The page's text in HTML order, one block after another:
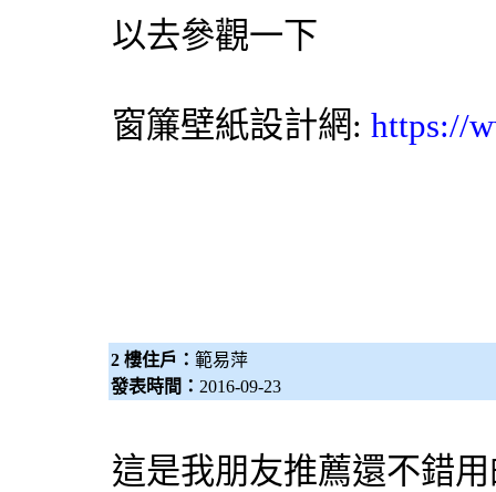
以去參觀一下
窗簾壁紙設計網: https://
2 樓住戶： 範易萍
發表時間： 2016-09-23
這是我朋友推薦還不錯